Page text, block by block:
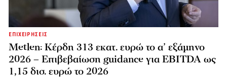
ΕΠΙΧΕΙΡΗΣΕΙΣ
Metlen: Κέρδη 313 εκατ. ευρώ το α’ εξάμηνο
2026 – Επιβεβαίωση guidance για EBITDA ως
1,15 δισ. ευρώ το 2026